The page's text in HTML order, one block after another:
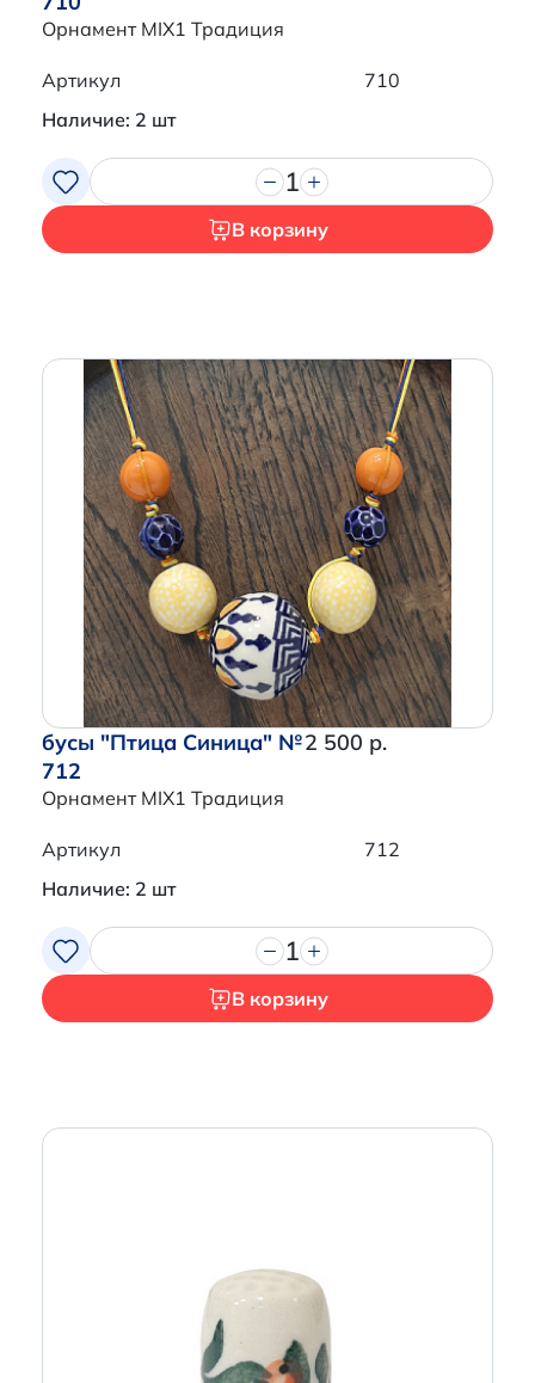
Орнамент MIX1 Традиция
Артикул
710
Наличие: 2 шт
1
В корзину
бусы "Птица Синица" №
712
Орнамент MIX1 Традиция
2 500 р.
Артикул
712
Наличие: 2 шт
1
В корзину